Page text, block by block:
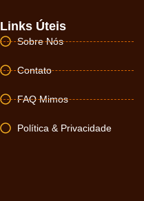
Links Úteis
Sobre Nós
Contato
FAQ Mimos
Política & Privacidade